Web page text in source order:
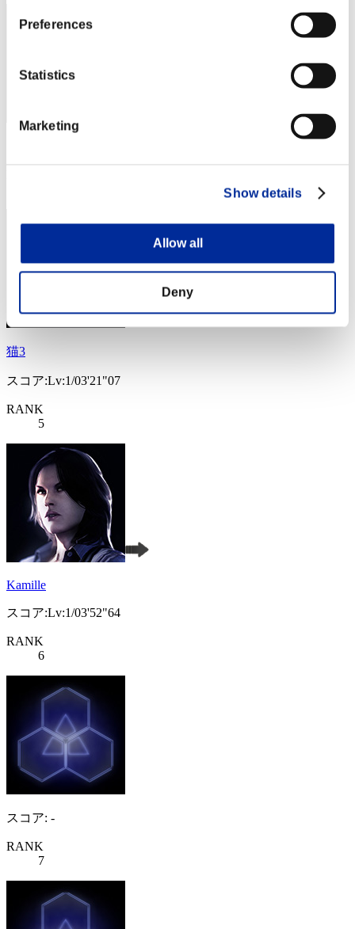
Preferences
Statistics
Marketing
Show details
Allow all
Deny
猫3
スコア:Lv:1/03'21"07
RANK
5
Kamille
スコア:Lv:1/03'52"64
RANK
6
スコア: -
RANK
7